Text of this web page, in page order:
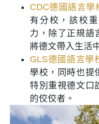
CDC德國語言學
有分校，該校
力，除了正規語
將德文帶入生活
GLS德國語言學
學校，同時也提
特別重視德文口
的佼佼者。